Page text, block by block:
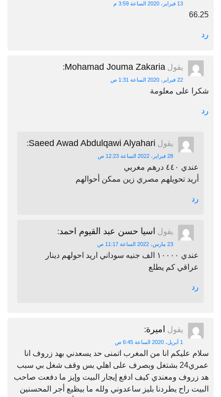
13 فبراير، 2020 الساعة 3:59 م
66.25
رد
يقول Mohamad Jouma Zakaria
:
22 فبراير، 2020 الساعة 1:31 ص
شكرا على معلومة
رد
يقول Saeed Awad Abdulqawi Alyahari
:
28 فبراير، 2022 الساعة 12:23 ص
عندي ٤٤٠ درهم مغربي
أريد تحويلهم مصري زين ممكن أحوالهم
رد
يقول اسيا حسن عبد القيوم احمد:
23 مارس، 2022 الساعة 11:17 ص
عندي ١٠٠٠٠ الف جنيه سوداني اريد احولهم دينار
عراقي كم يطلع
رد
يقول اميرة:
1 أبريل، 2020 الساعة 6:45 ص
سلام عليكم انا من المغرب اتمنى حد يسعدني بهد زروف انا
عمري24 بشتغل وبصرف على اهلي بس وقف شغل بي سبب
هد زروف ومعندي كيف ادفع إيجار البيت وإيز ما دفعت صاحب
البيت راح يطردنا بليز ساعدوني ولله ما بيظيع أجر المحسنين